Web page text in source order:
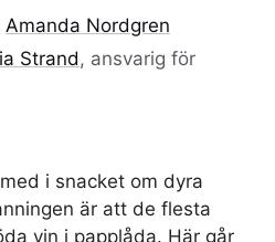
Amanda Nordgren
Strand , ansvarig för
i snacket om dyra
är att de flesta
vin i papplåda. Här går